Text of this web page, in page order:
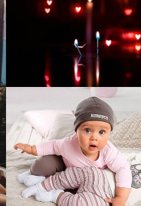
Развитие
магазина
Смотреть проект
Увеличили
интернет-
topdatop.ru на